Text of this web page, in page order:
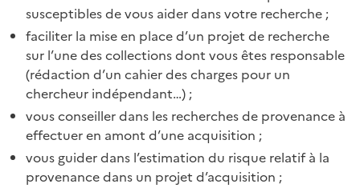
susceptibles de vous aider dans votre recherche ;
faciliter la mise en place d’un projet de recherche
sur l’une des collections dont vous êtes responsable
(rédaction d’un cahier des charges pour un
chercheur indépendant…) ;
vous conseiller dans les recherches de provenance à
effectuer en amont d’une acquisition ;
vous guider dans l’estimation du risque relatif à la
provenance dans un projet d’acquisition ;